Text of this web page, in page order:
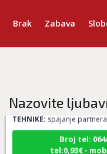
Brak Zabava
Nazovite
spajanje
Broj tel:
tel:0,93€ -